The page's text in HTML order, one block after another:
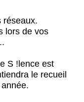
réseaux.
lors de vos
S !lence est
le recueil